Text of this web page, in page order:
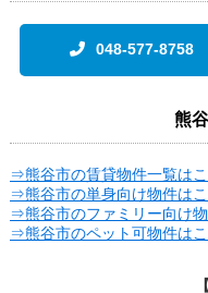
048-577-8758
熊
⇒熊谷市の賃貸物件一覧は
⇒熊谷市の単身向け物件は
⇒熊谷市のファミリー向け
⇒熊谷市のペット可物件は